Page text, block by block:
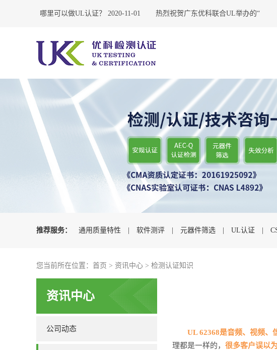
2020-11-01
哪里可以做UL认证？ 热烈祝贺广东优科联合UL举办的“接插件
推荐服务： 通用质量特性 软件测评 元器件筛选 UL认证
您当前所在位置： 首页 > 资讯中心 > 检测认证知识
资讯中心
公司动态 UL 62368是音频、视频、
理都是一样的， 很多客户误以